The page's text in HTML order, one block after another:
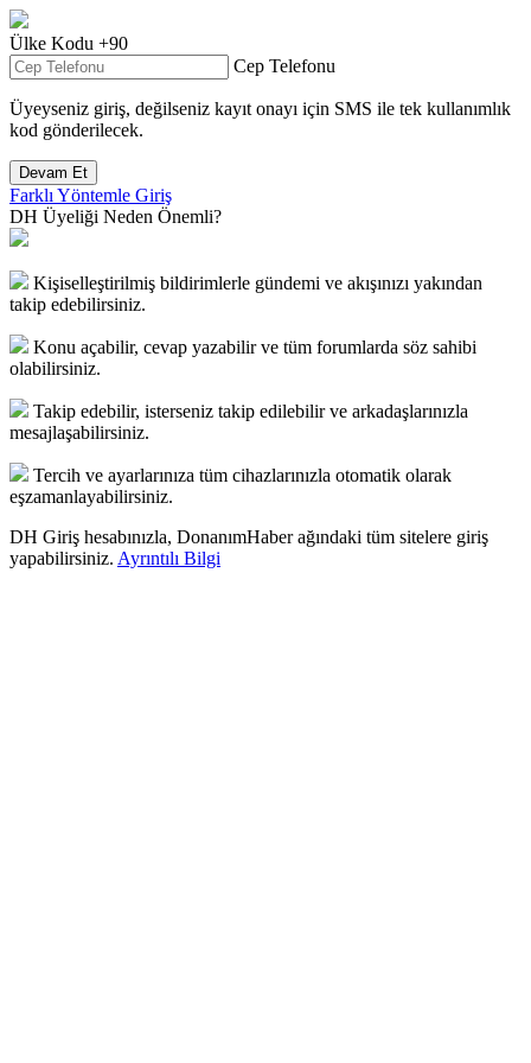
Ülke Kodu +90
Cep Telefonu
Üyeyseniz giriş, değilseniz kayıt onayı için SMS ile tek kullanımlık
kod gönderilecek.
Devam Et
Farklı Yöntemle Giriş
DH Üyeliği Neden Önemli?
Kişiselleştirilmiş bildirimlerle gündemi ve akışınızı yakından
takip edebilirsiniz.
Konu açabilir, cevap yazabilir ve tüm forumlarda söz sahibi
olabilirsiniz.
Takip edebilir, isterseniz takip edilebilir ve arkadaşlarınızla
mesajlaşabilirsiniz.
Tercih ve ayarlarınıza tüm cihazlarınızla otomatik olarak
eşzamanlayabilirsiniz.
DH Giriş hesabınızla, DonanımHaber ağındaki tüm sitelere giriş
yapabilirsiniz. Ayrıntılı Bilgi